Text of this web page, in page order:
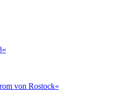
von Rostock«